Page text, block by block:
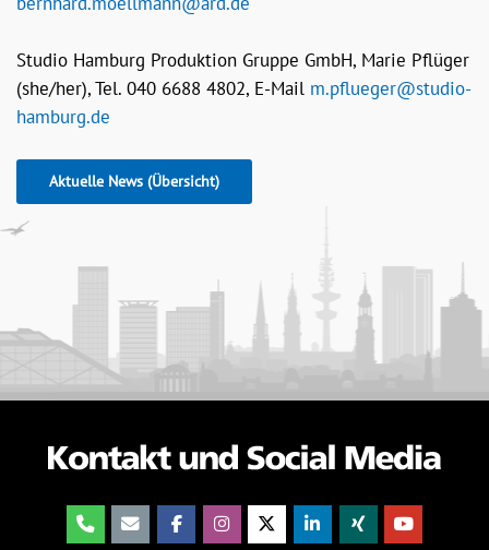
Studio Hamburg Produktion Gruppe GmbH, Marie Pflüger
(she/her), Tel. 040 6688 4802, E-Mail m.pflueger@studio-
hamburg.de
Aktuelle News (Übersicht)